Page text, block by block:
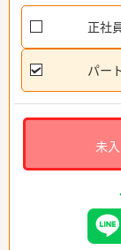
正社
パー
未